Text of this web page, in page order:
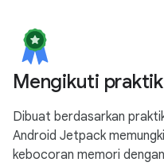
Mengikuti
Dibuat berdasarkan
Android Jetpack
kebocoran memori